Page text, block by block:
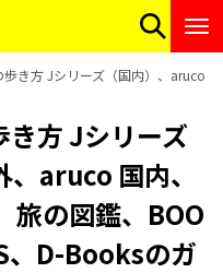
き方 Jシリーズ（国内）、aruco
方 Jシリーズ
、aruco 国内、
の図鑑、BOO
、D-Booksのガ